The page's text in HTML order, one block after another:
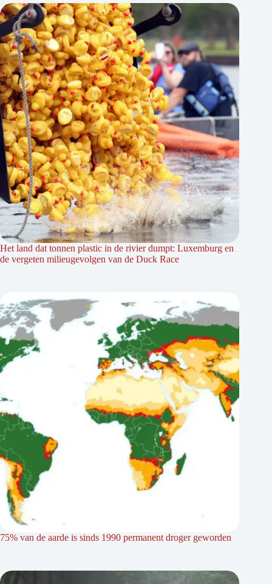
Het land dat tonnen plastic in de rivier dumpt: Luxemburg en
de vergeten milieugevolgen van de Duck Race
75% van de aarde is sinds 1990 permanent droger geworden